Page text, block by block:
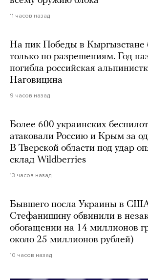
11 часов назад
На пик Победы в Кыргызстане
только по разрешениям. Год
погибла российская
Наговицина
9 часов назад
Более 600 украинских
атаковали Россию и Крым за
В Тверской области под удар
склад Wildberries
13 часов назад
Бывшего посла Украины в
Стефанишину обвинили в
обогащении на 14 миллионов
около 25 миллионов рублей)
10 часов назад